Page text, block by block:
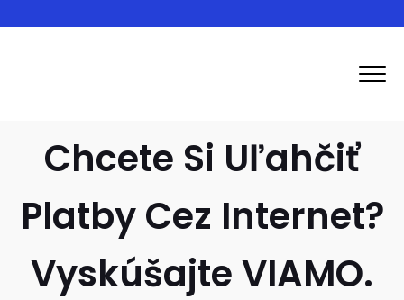
Chcete Si Uľahčiť
Platby Cez Internet?
Vyskúšajte VIAMO.